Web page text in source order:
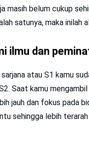
masih belum cukup
satunya, maka inilah
ilmu dan
atau S1 kamu
Saat kamu
jauh dan fokus pada
sehingga lebih